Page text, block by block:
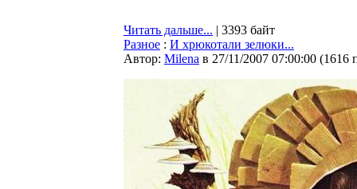
Читать дальше... | 3393 байт
Разное : И хрюкотали зелюки...
Автор: Milena в 27/11/2007 07:00:00 (1616